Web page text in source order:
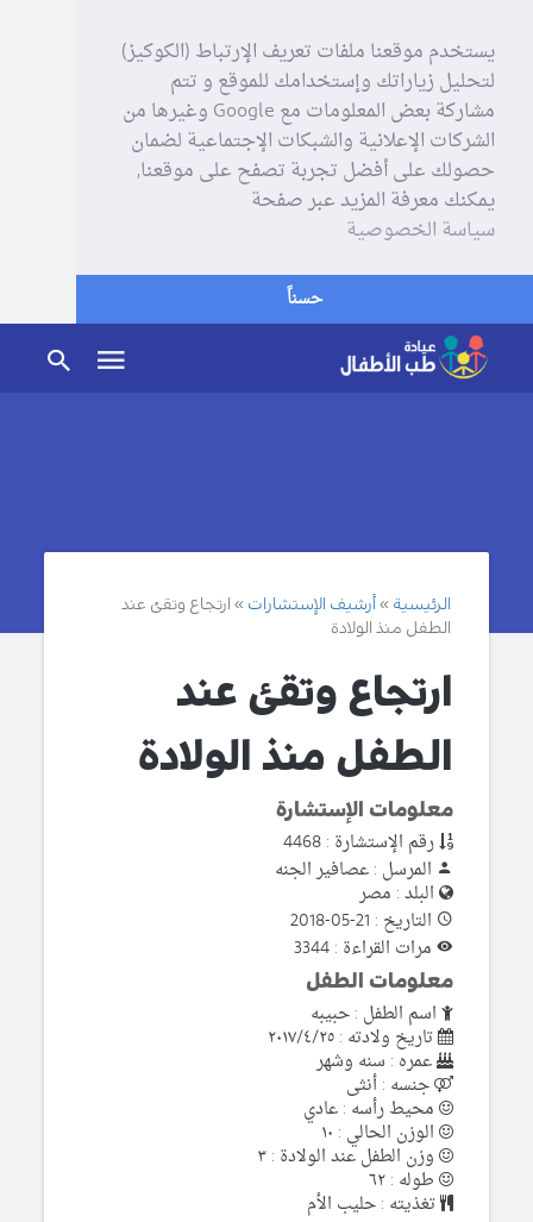
يستخدم موقعنا ملفات تعريف الإرتباط (الكوكيز)
لتحليل زياراتك وإستخدامك للموقع و تتم
مشاركة بعض المعلومات مع Google وغيرها من
الشركات الإعلانية والشبكات الإجتماعية لضمان
حصولك على أفضل تجربة تصفح على موقعنا,
يمكنك معرفة المزيد عبر صفحة
سياسة الخصوصية
حسناً
الرئيسية أرشيف الإستشارات
ارتجاع وتقئ عند
الطفل منذ الولادة
ارتجاع وتقئ عند
الطفل منذ الولادة
معلومات الإستشارة
رقم الإستشارة : 4468
المرسل : عصافير الجنه
البلد : مصر
التاريخ : 21-05-2018
مرات القراءة : 3344
معلومات الطفل
اسم الطفل : حبيبه
تاريخ ولادته : ٢٠١٧/٤/٢٥
عمره : سنه وشهر
جنسه : أنثى
محيط رأسه : عادي
الوزن الحالي : ١٠
وزن الطفل عند الولادة : ٣
طوله : ٦٢
تغذيته : حليب الأم